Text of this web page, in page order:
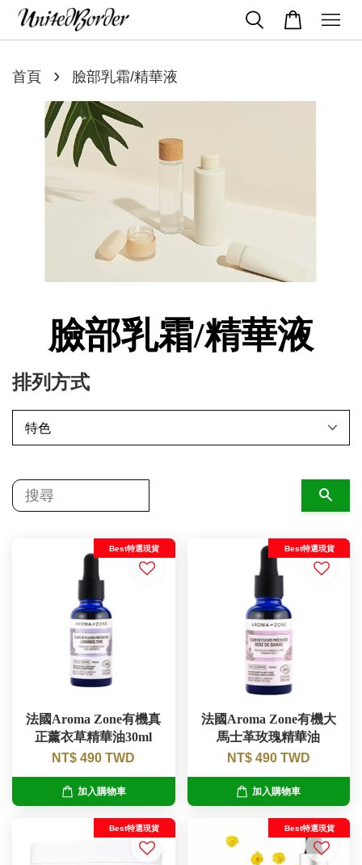
首頁 › 臉部乳霜/精華液
臉部乳霜/精華液
排列方式
Best特選現貨
法國Aroma Zone有機真
正薰衣草精華油30ml
NT$ 490 TWD
加入購物車
Best特選現貨
法國Aroma Zone有機大
馬士革玫瑰精華油
NT$ 490 TWD
加入購物車
Best特選現貨 Best特選現貨